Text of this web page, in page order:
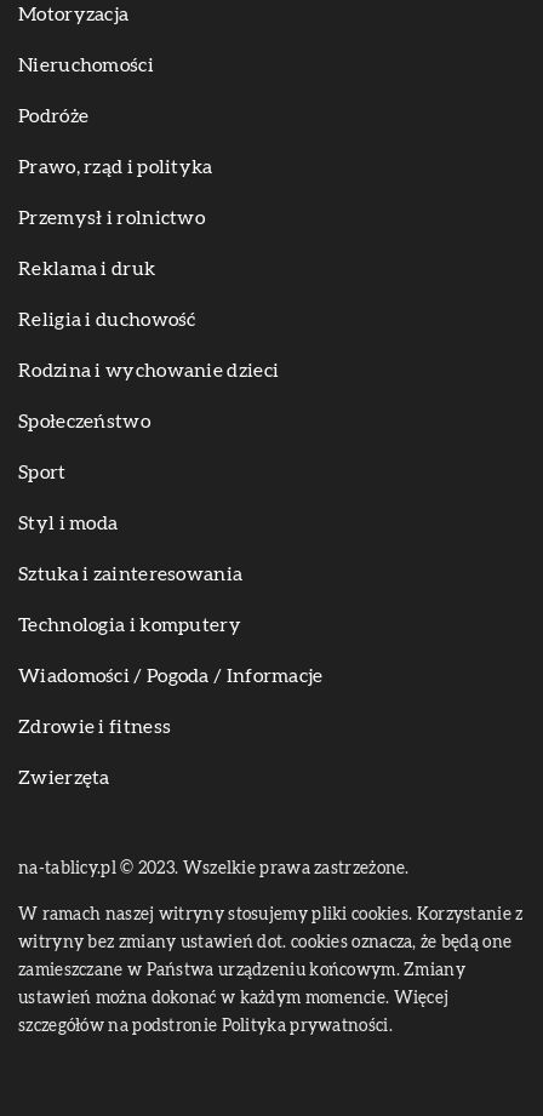
Motoryzacja
Nieruchomości
Podróże
Prawo, rząd i polityka
Przemysł i rolnictwo
Reklama i druk
Religia i duchowość
Rodzina i wychowanie dzieci
Społeczeństwo
Sport
Styl i moda
Sztuka i zainteresowania
Technologia i komputery
Wiadomości / Pogoda / Informacje
Zdrowie i fitness
Zwierzęta
na-tablicy.pl © 2023. Wszelkie prawa zastrzeżone.
W ramach naszej witryny stosujemy pliki cookies. Korzystanie z
witryny bez zmiany ustawień dot. cookies oznacza, że będą one
zamieszczane w Państwa urządzeniu końcowym. Zmiany
ustawień można dokonać w każdym momencie. Więcej
szczegółów na podstronie Polityka prywatności.